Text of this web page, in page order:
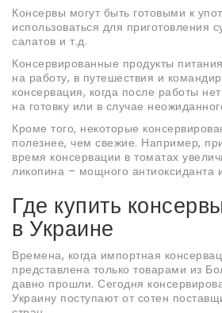
Консервы могут быть готовыми к
использоваться для приготовления
салатов и т.д.
Консервированные продукты
на работу, в путешествия и
консервация, когда после работы
на готовку или в случае
Кроме того, некоторые
полезнее, чем свежие. Например,
время консервации в томатах
ликопина – мощного антиоксиданта
Где купить
в Украине
Времена, когда импортная
представлена только товарами из
давно прошли. Сегодня
Украину поступают от сотен